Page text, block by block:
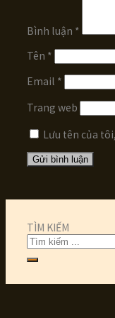
Bình luận *
Tên *
Email *
Trang web
Lưu tên của
TÌM KIẾM